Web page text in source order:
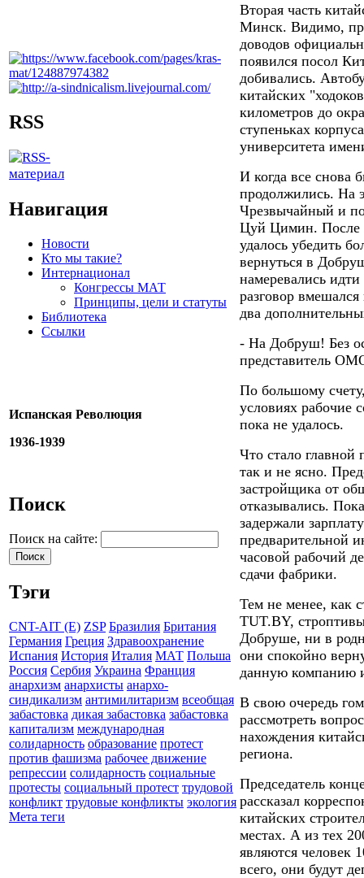
RSS
Навигация
Новости
Кто мы такие?
Интернационал
Конгрессы МАТ
Принципы, цели и статуты
Библиотека
Ссылки
Испанская Революция
1936-1939
Поиск
Поиск на сайте:
Тэги
CNT-AIT (E) ZSP Бразилия Британия
Германия Греция Здравоохранение
Испания История Италия МАТ Польша
Россия Сербия Украина Франция
анархизм анархисты анархо-
синдикализм антимилитаризм всеобщая
забастовка дикая забастовка забастовка
капитализм международная
солидарность образование протест
против фашизма рабочее движение
репрессии солидарность социальные
протесты социальный протест трудовой
конфликт трудовые конфликты экология
Мета теги
Вторая часть
Минск. Видимо,
доводов
появился посол
добивались.
китайских
километров до
ступеньках
университета
И когда все снова
продолжились. На
Чрезвычайный и
Цуй Цимин. После
удалось убедить
вернуться в
намеревались
разговор
два
- На Добруш! Без
представитель
По большому
условиях рабочие
пока не удалось.
Что стало
так и не ясно.
застройщика от
отказывались.
задержали
предварительной
часовой рабочий
сдачи фабрики.
Тем не менее, как
TUT.BY,
Добруше, ни в
они спокойно
данную компанию
В свою очередь
рассмотреть
нахождения
региона.
Председатель
рассказал
китайских
местах. А из тех
являются человек
всего, они будут